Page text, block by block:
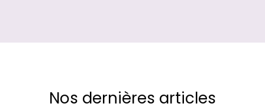
Nos dernières articles